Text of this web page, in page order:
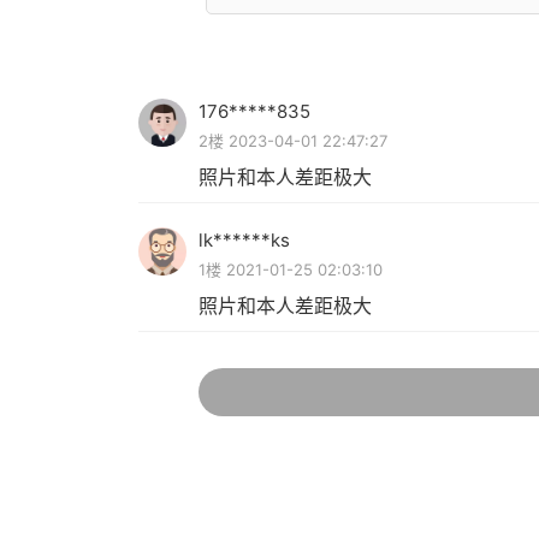
176*****835
2楼 2023-04-01 22:47:27
照片和本人差距极大
lk******ks
1楼 2021-01-25 02:03:10
照片和本人差距极大